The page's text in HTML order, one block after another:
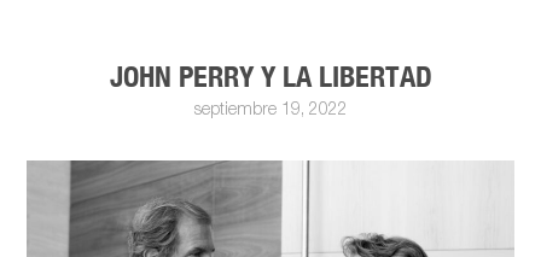
JOHN PERRY Y LA LIBERTAD
septiembre 19, 2022